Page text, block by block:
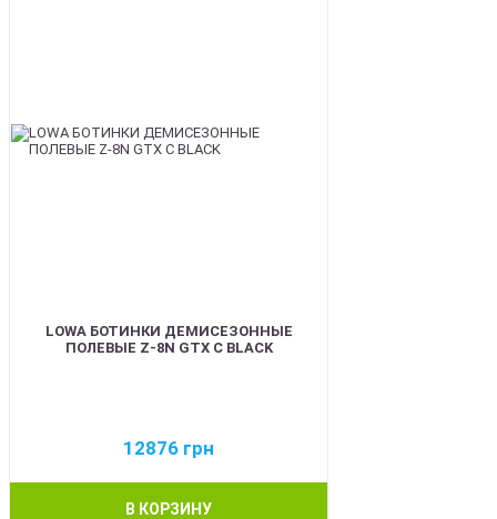
LOWA БОТИНКИ ДЕМИСЕЗОННЫЕ
ПОЛЕВЫЕ Z-8N GTX C BLACK
12876 грн
В КОРЗИНУ